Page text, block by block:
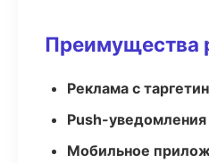
Преимущества
Реклама с
Push-
Мобильное